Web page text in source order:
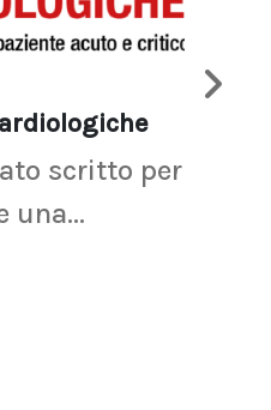
scritto per
una...